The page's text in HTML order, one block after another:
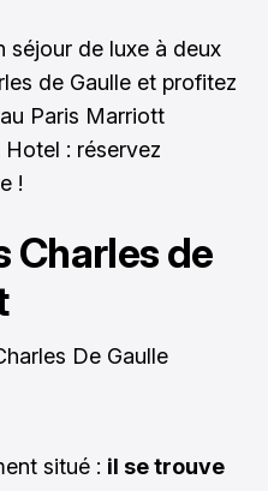
séjour de luxe à deux
de Gaulle et profitez
Paris Marriott
Hotel : réservez
!
Charles de
situé : il se trouve